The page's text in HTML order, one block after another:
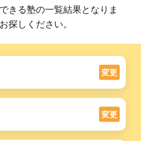
きる塾の一覧結果となりま
探しください。
変更
変更